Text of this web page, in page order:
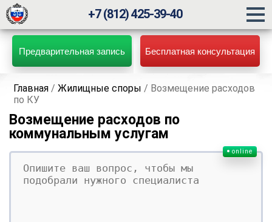
Предварительная запись Бесплатная консультация
+7 (812) 425-39-40
Главная /Жилищные споры / Возмещение расходов
по КУ
Возмещение расходов по
коммунальным услугам
Ваш вопрос
Ваше имя
Ваши контакты
online